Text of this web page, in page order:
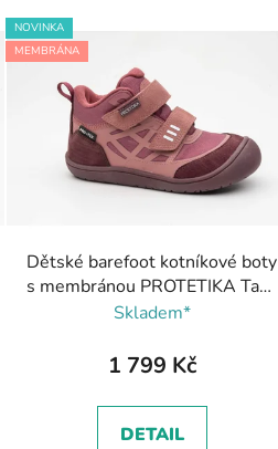
e
n
k
t
NOVINKA
MEMBRÁNA
Dětské barefoot kotníkové boty
s membránou PROTETIKA Tana
Terakota
Skladem*
1 799 Kč
DETAIL